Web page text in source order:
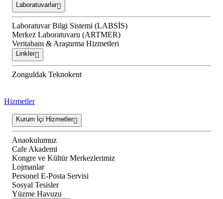
Laboratuvarlar
Laboratuvar Bilgi Sistemi (LABSİS)
Merkez Laboratuvaru (ARTMER)
Veritabanı & Araştırma Hizmetleri
Linkler
Zonguldak Teknokent
Hizmetler
Kurum İçi Hizmetler
Anaokulumuz
Cafe Akademi
Kongre ve Kültür Merkezlerimiz
Lojmanlar
Personel E-Posta Servisi
Sosyal Tesisler
Yüzme Havuzu